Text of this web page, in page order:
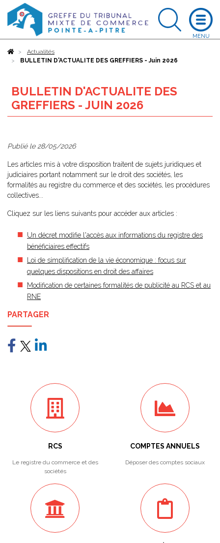
AccueilActualités
BULLETIN D'ACTUALITE DES GREFFIERS - Juin 2026
BULLETIN D'ACTUALITE DES
GREFFIERS - JUIN 2026
Publié le 28/05/2026
Les articles mis à votre disposition traitent de sujets juridiques et
judiciaires portant notamment sur le droit des sociétés, les
formalités au registre du commerce et des sociétés, les procédures
collectives...
Cliquez sur les liens suivants pour accéder aux articles :
Un décret modifie l'accès aux informations du registre des
bénéficiaires effectifs
Loi de simplification de la vie économique : focus sur
quelques dispositions en droit des affaires
Modification de certaines formalités de publicité au RCS et au
RNE
PARTAGER
RCS
Le registre du commerce et des
sociétés
COMPTES ANNUELS
Déposer des comptes sociaux